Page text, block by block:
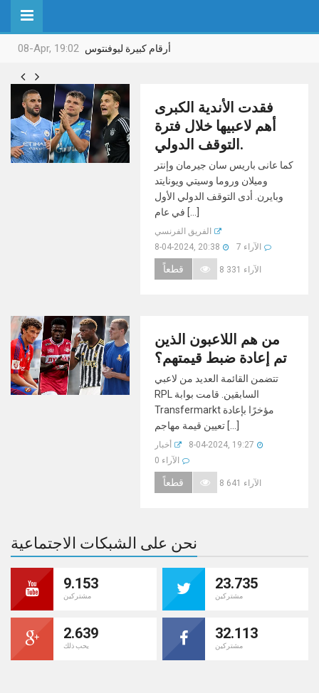
08-Apr, 19:02 أرقام كبيرة ليوفنتوس
 
فقدت الأندية الكبرى
أهم لاعبيها خلال فترة
التوقف الدولي.
كما عانى باريس سان جيرمان وإنتر
وميلان وروما وسيتي ويونايتد
وبايرن. أدى التوقف الدولي الأول
في عام [...]
الفريق الفرنسي
8-04-2024, 20:38
7 الآراء
قطعاً 8 331 الآراء
من هم اللاعبون الذين
تم إعادة ضبط قيمتهم؟
تتضمن القائمة العديد من لاعبي
RPL السابقين. قامت بوابة
Transfermarkt مؤخرًا بإعادة
تعيين قيمة مهاجم [...]
أخبار
8-04-2024, 19:27
0 الآراء
قطعاً 8 641 الآراء
نحن على الشبكات الاجتماعية
9.153
مشتركين
23.735
مشتركين
2.639
يحب ذلك
32.113
مشتركين